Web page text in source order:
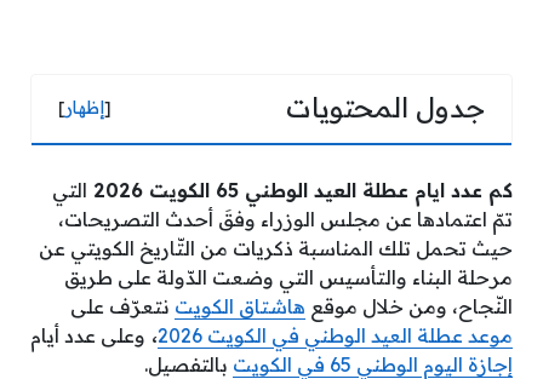
جدول المحتويات [إظهار]
كم عدد ايام عطلة العيد الوطني 65 الكويت 2026
التي
تمّ اعتمادها عن مجلس الوزراء وفقَ أحدث التصريحات،
حيث تحمل تلك المناسبة ذكريات من التّاريخ الكويتي عن
مرحلة البناء والتأسيس التي وضعت الدّولة على طريق
النّجاح، ومن خلال موقع هاشتاق الكويت نتعرّف على
موعد عطلة العيد الوطني في الكويت 2026
، وعلى عدد أيام
إجازة اليوم الوطني 65 في الكويت
بالتفصيل.